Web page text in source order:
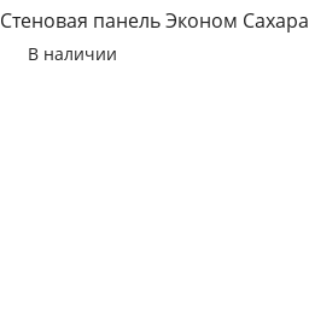
Стеновая панель Эконом Сахара
В наличии